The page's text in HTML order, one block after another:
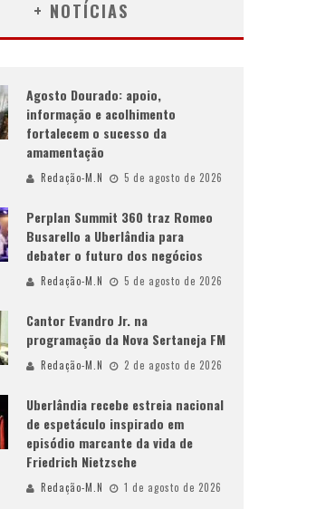
+ NOTÍCIAS
Agosto Dourado: apoio,
informação e acolhimento
fortalecem o sucesso da
amamentação
Redação-M.N 5 de agosto de 2026
Perplan Summit 360 traz Romeo
Busarello a Uberlândia para
debater o futuro dos negócios
Redação-M.N 5 de agosto de 2026
Cantor Evandro Jr. na
programação da Nova Sertaneja FM
Redação-M.N 2 de agosto de 2026
Uberlândia recebe estreia nacional
de espetáculo inspirado em
episódio marcante da vida de
Friedrich Nietzsche
Redação-M.N 1 de agosto de 2026